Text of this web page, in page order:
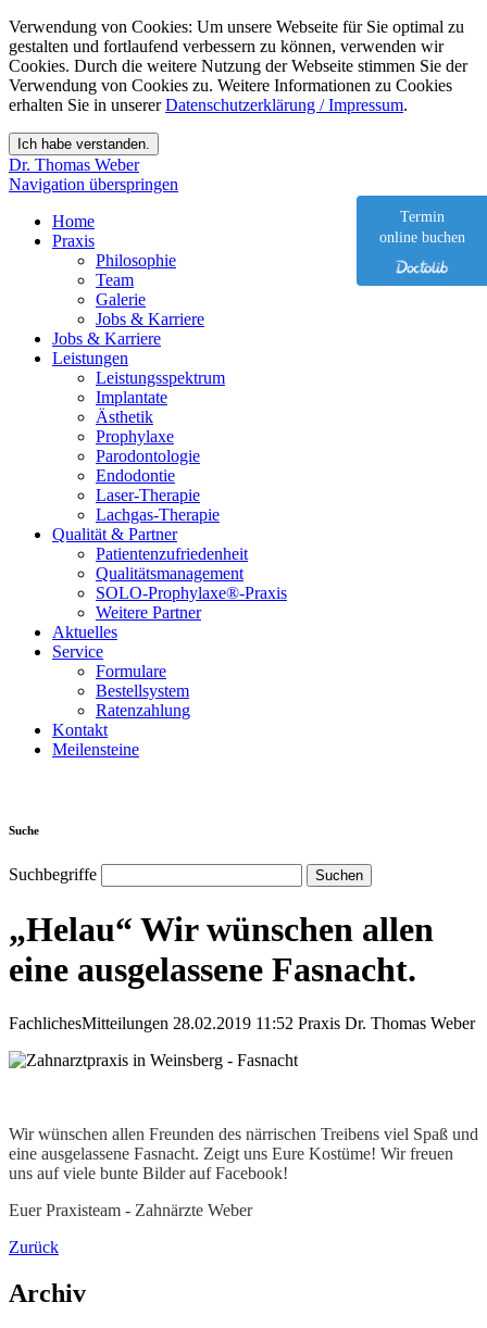
Verwendung von Cookies: Um unsere Webseite für Sie optimal zu
gestalten und fortlaufend verbessern zu können, verwenden wir
Cookies. Durch die weitere Nutzung der Webseite stimmen Sie der
Verwendung von Cookies zu. Weitere Informationen zu Cookies
erhalten Sie in unsererDatenschutzerklärung / Impressum.
Dr. Thomas Weber
Navigation überspringen
Home
Praxis
Philosophie
Team
Galerie
Jobs & Karriere
Jobs & Karriere
Leistungen
Leistungsspektrum
Implantate
Ästhetik
Prophylaxe
Parodontologie
Endodontie
Laser-Therapie
Lachgas-Therapie
Qualität & Partner
Patientenzufriedenheit
Qualitätsmanagement
SOLO-Prophylaxe®-Praxis
Weitere Partner
Aktuelles
Service
Formulare
Bestellsystem
Ratenzahlung
Kontakt
Meilensteine
Suche
Suchbegriffe
„Helau“ Wir wünschen allen
eine ausgelassene Fasnacht.
FachlichesMitteilungen 28.02.2019 11:52 Praxis Dr. Thomas Weber
Wir wünschen allen Freunden des närrischen Treibens viel Spaß und
eine ausgelassene Fasnacht. Zeigt uns Eure Kostüme! Wir freuen
uns auf viele bunte Bilder auf Facebook!
Euer Praxisteam - Zahnärzte Weber
Zurück
Archiv
Termin
online buchen